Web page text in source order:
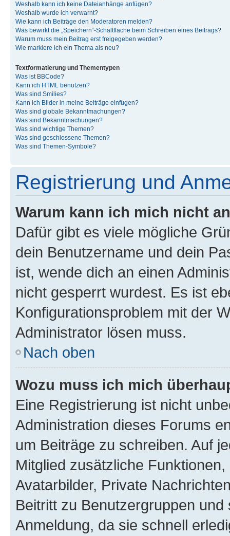
Weshalb kann ich keine Dateianhänge anfügen?
Weshalb wurde ich verwarnt?
Wie kann ich Beiträge den Moderatoren melden?
Was bewirkt die „Speichern“-Schaltfläche beim Schreiben eines Beitrags?
Warum muss mein Beitrag erst freigegeben werden?
Wie markiere ich ein Thema als neu?
Textformatierung und Thementypen
Was ist BBCode?
Kann ich HTML benutzen?
Was sind Smilies?
Kann ich Bilder in meine Beiträge einfügen?
Was sind globale Bekanntmachungen?
Was sind Bekanntmachungen?
Was sind wichtige Themen?
Was sind geschlossene Themen?
Was sind Themen-Symbole?
Registrierung und
Warum kann ich mich nicht
Dafür gibt es viele mögliche
dein Benutzername und dein
ist, wende dich an einen
nicht gesperrt wurdest. Es ist
Konfigurationsproblem mit der
Administrator lösen muss.
Nach oben
Wozu muss ich mich
Eine Registrierung ist nicht
Administration dieses Forums
um Beiträge zu schreiben. Auf
Mitglied zusätzliche
Avatarbilder, Private
Beitritt zu Benutzergruppen
Anmeldung, da sie schnell